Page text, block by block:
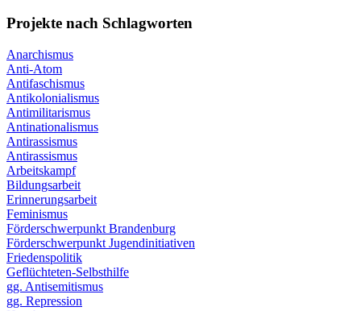
Projekte nach Schlagworten
Anarchismus
Anti-Atom
Antifaschismus
Antikolonialismus
Antimilitarismus
Antinationalismus
Antirassismus
Antirassismus
Arbeitskampf
Bildungsarbeit
Erinnerungsarbeit
Feminismus
Förderschwerpunkt Brandenburg
Förderschwerpunkt Jugendinitiativen
Friedenspolitik
Geflüchteten-Selbsthilfe
gg. Antisemitismus
gg. Repression